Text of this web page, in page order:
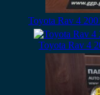
Toyota Rav 4
Toyota Rav 4